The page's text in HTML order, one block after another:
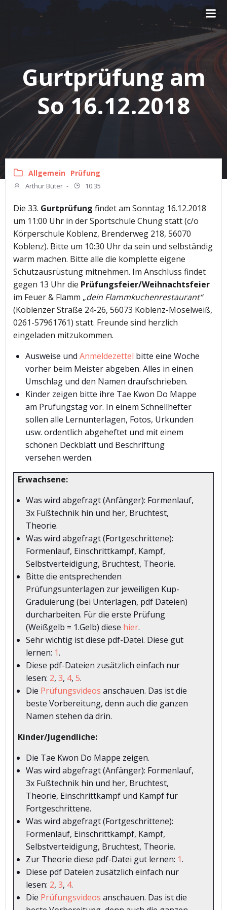
Zum
Gurtprüfung am
So 16.12.2018
Allgemein Prüfung
Arthur Büter - 10:35
Die 33. Gurtprüfung findet am Sonntag 16.12.2018
um 11:00 Uhr in der Sportschule Chung statt (c/o
Körperschule Koblenz, Brenderweg 218, 56070
Koblenz). Bitte um 10:30 Uhr da sein und selbständig
warm machen. Bitte alle die komplette eigene
Schutzausrüstung mitnehmen. Im Anschluss findet
gegen 13 Uhr die Prüfungsfeier/Weihnachtsfeier
im Feuer & Flamm „dein Flammkuchenrestaurant“
(Koblenzer Straße 24-26, 56073 Koblenz-Moselweiß,
0261-57961761) statt. Freunde sind herzlich
eingeladen mitzukommen.
Ausweise und Anmeldezettel bitte eine Woche
vorher beim Meister abgeben. Alles in einen
Umschlag und den Namen draufschrieben.
Kinder zeigen bitte ihre Tae Kwon Do Mappe
am Prüfungstag vor. In einem Schnellhefter
sollen alle Lernunterlagen, Fotos, Urkunden
usw. ordentlich abgeheftet und mit einem
schönen Deckblatt und Beschriftung
versehen werden.
Erwachsene:
Was wird abgefragt (Anfänger): Formenlauf,
3x Fußtechnik hin und her, Bruchtest,
Theorie.
Was wird abgefragt (Fortgeschrittene):
Formenlauf, Einschrittkampf, Kampf,
Selbstverteidigung, Bruchtest, Theorie.
Bitte die entsprechenden
Prüfungsunterlagen zur jeweiligen Kup-
Graduierung (bei Unterlagen, pdf Dateien)
durcharbeiten. Für die erste Prüfung
(Weißgelb = 1.Gelb) diese hier.
Sehr wichtig ist diese pdf-Datei. Diese gut
lernen: 1.
Diese pdf-Dateien zusätzlich einfach nur
lesen: 2, 3, 4, 5.
Die Prüfungsvideos anschauen. Das ist die
beste Vorbereitung, denn auch die ganzen
Namen stehen da drin.
Kinder/Jugendliche:
Die Tae Kwon Do Mappe zeigen.
Was wird abgefragt (Anfänger): Formenlauf,
3x Fußtechnik hin und her, Bruchtest,
Theorie, Einschrittkampf und Kampf für
Fortgeschrittene.
Was wird abgefragt (Fortgeschrittene):
Formenlauf, Einschrittkampf, Kampf,
Selbstverteidigung, Bruchtest, Theorie.
Zur Theorie diese pdf-Datei gut lernen: 1.
Diese pdf Dateien zusätzlich einfach nur
lesen: 2, 3, 4.
Die Prüfungsvideos anschauen. Das ist die